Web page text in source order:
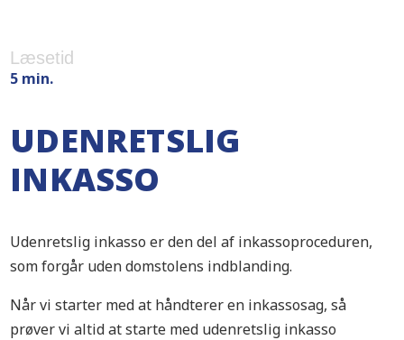
Læsetid
5 min.
UDENRETSLIG
INKASSO
Udenretslig inkasso er den del af inkassoproceduren,
som forgår uden domstolens indblanding.
Når vi starter med at håndterer en inkassosag, så
prøver vi altid at starte med udenretslig inkasso